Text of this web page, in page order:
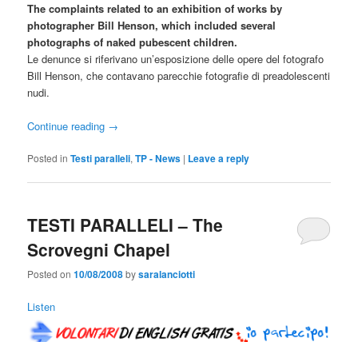
The complaints related to an exhibition of works by
photographer Bill Henson, which included several
photographs of naked pubescent children.
Le denunce si riferivano un’esposizione delle opere del fotografo
Bill Henson, che contavano parecchie fotografie di preadolescenti
nudi.
Continue reading →
Posted in Testi paralleli,TP - News | Leave a reply
TESTI PARALLELI – The
Scrovegni Chapel
Posted on10/08/2008bysaralanciotti
Listen